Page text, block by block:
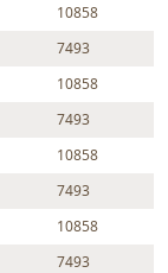
10858
7493
10858
7493
10858
7493
10858
7493